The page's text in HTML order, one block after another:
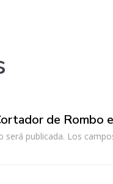
de Rombo
será publicada. Los